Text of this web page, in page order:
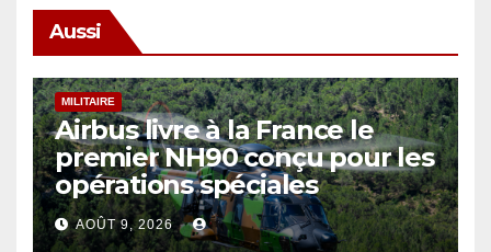
Aussi
MILITAIRE
Airbus livre à la France le
premier NH90 conçu pour les
opérations spéciales
AOÛT 9, 2026